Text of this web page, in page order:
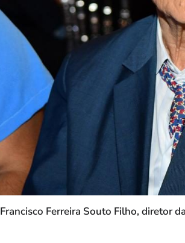
Francisco Ferreira Souto Filho, diretor